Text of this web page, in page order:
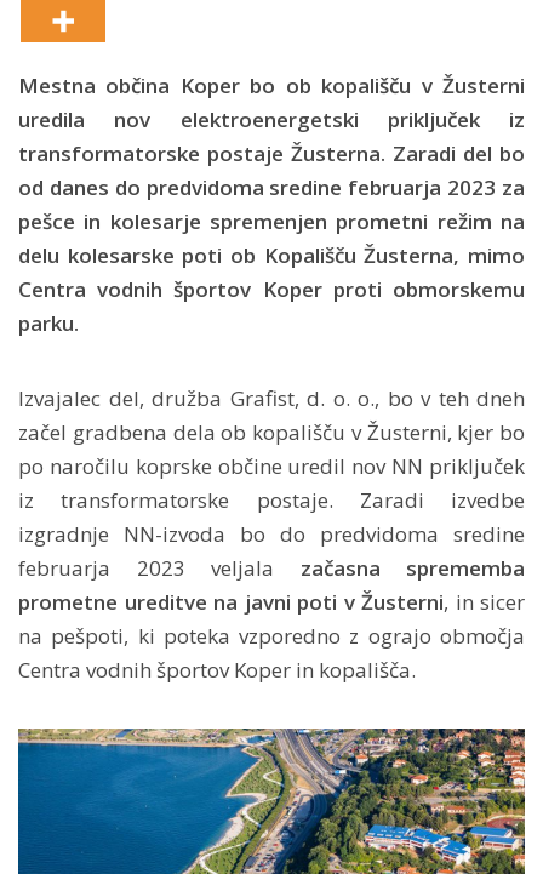
Mestna občina Koper bo ob kopališču v Žusterni
uredila nov elektroenergetski priključek iz
transformatorske postaje Žusterna. Zaradi del bo
od danes do predvidoma sredine februarja 2023 za
pešce in kolesarje spremenjen prometni režim na
delu kolesarske poti ob Kopališču Žusterna, mimo
Centra vodnih športov Koper proti obmorskemu
parku.
Izvajalec del, družba Grafist, d. o. o., bo v teh dneh
začel gradbena dela ob kopališču v Žusterni, kjer bo
po naročilu koprske občine uredil nov NN priključek
iz transformatorske postaje. Zaradi izvedbe
izgradnje NN-izvoda bo do predvidoma sredine
februarja 2023 veljala začasna sprememba
prometne ureditve na javni poti v Žusterni, in sicer
na pešpoti, ki poteka vzporedno z ograjo območja
Centra vodnih športov Koper in kopališča.